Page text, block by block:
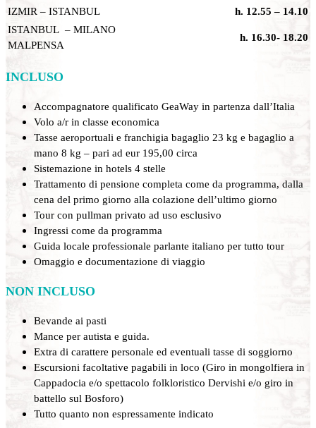
IZMIR – ISTANBUL
h. 12.55 – 14.10
ISTANBUL – MILANO
MALPENSA
h. 16.30- 18.20
INCLUSO
Accompagnatore qualificato GeaWay in partenza dall’Italia
Volo a/r in classe economica
Tasse aeroportuali e franchigia bagaglio 23 kg e bagaglio a
mano 8 kg – pari ad eur 195,00 circa
Sistemazione in hotels 4 stelle
Trattamento di pensione completa come da programma, dalla
cena del primo giorno alla colazione dell’ultimo giorno
Tour con pullman privato ad uso esclusivo
Ingressi come da programma
Guida locale professionale parlante italiano per tutto tour
Omaggio e documentazione di viaggio
NON INCLUSO
Bevande ai pasti
Mance per autista e guida.
Extra di carattere personale ed eventuali tasse di soggiorno
Escursioni facoltative pagabili in loco (Giro in mongolfiera in
Cappadocia e/o spettacolo folkloristico Dervishi e/o giro in
battello sul Bosforo)
Tutto quanto non espressamente indicato